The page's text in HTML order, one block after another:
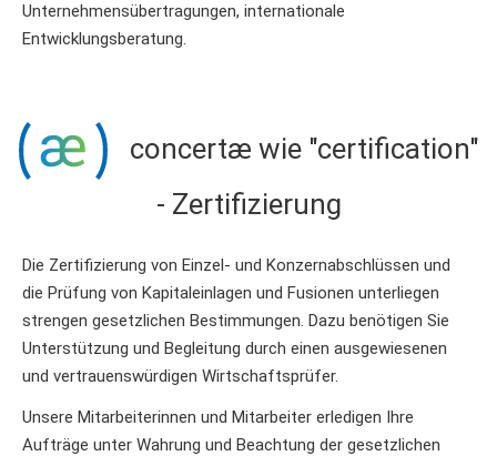
Unternehmensübertragungen, internationale
Entwicklungsberatung.
concertæ wie "certification"
- Zertifizierung
Die Zertifizierung von Einzel- und Konzernabschlüssen und
die Prüfung von Kapitaleinlagen und Fusionen unterliegen
strengen gesetzlichen Bestimmungen. Dazu benötigen Sie
Unterstützung und Begleitung durch einen ausgewiesenen
und vertrauenswürdigen Wirtschaftsprüfer.
Unsere Mitarbeiterinnen und Mitarbeiter erledigen Ihre
Aufträge unter Wahrung und Beachtung der gesetzlichen